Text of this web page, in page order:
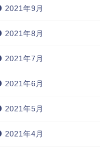
2021年9月
2021年8月
2021年7月
2021年6月
2021年5月
2021年4月